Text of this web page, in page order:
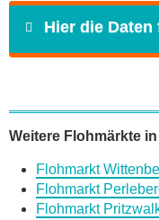
Hier die
E-Mail*
Weitere Flohmärkte
Flohmarkt
Flohmarkt
Flohmarkt